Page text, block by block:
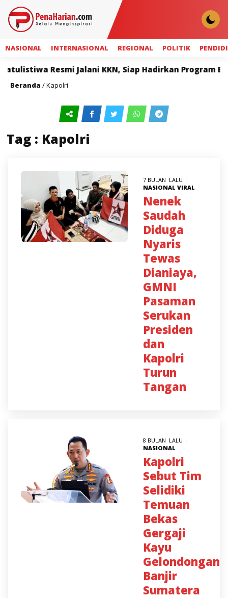
NASIONAL INTERNASIONAL REGIONAL POLITIK
Resmi Jalani KKN, Siap Hadirkan Program
Beranda /Kapolri
Tag : Kapolri
7 BULAN LALU |
NASIONAL VIRAL
Nenek
Saudah
Diduga
Nyaris
Tewas
Dianiaya,
GMNI
Pasaman
Serukan
Presiden
dan
Kapolri
Turun
Tangan
8 BULAN LALU |
NASIONAL
Kapolri
Sebut Tim
Selidiki
Temuan
Bekas
Gergaji
Kayu
Gelondongan
Banjir
Sumatera